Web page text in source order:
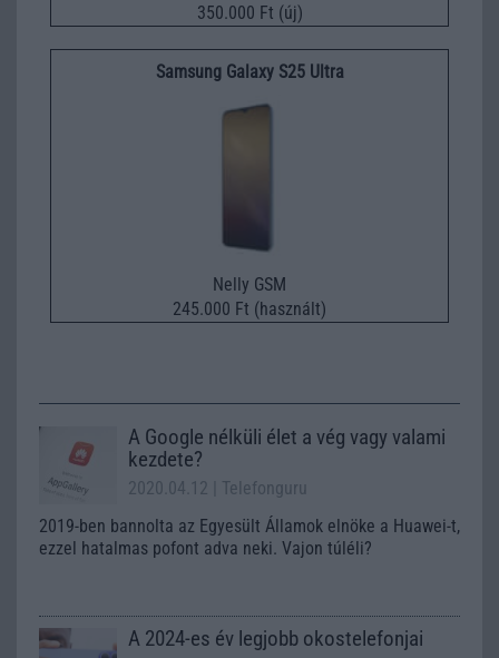
350.000 Ft (új)
Samsung Galaxy S25 Ultra
Nelly GSM
245.000 Ft (használt)
A Google nélküli élet a vég vagy valami
kezdete?
2020.04.12
| Telefonguru
2019-ben bannolta az Egyesült Államok elnöke a Huawei-t,
ezzel hatalmas pofont adva neki. Vajon túléli?
A 2024-es év legjobb okostelefonjai